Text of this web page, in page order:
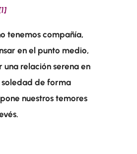
tenemos compañía,
en el punto medio,
relación serena en
de forma
nuestros temores